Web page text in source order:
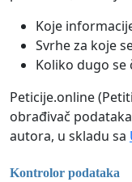
Koje
Svrhe za koje
Koliko dugo se
Peticije.online
obrađivač
autora, u skladu sa
Kontrolor podataka